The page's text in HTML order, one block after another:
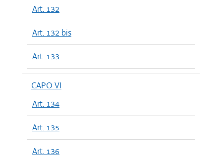
Art. 132
Art. 132 bis
Art. 133
CAPO VI
Art. 134
Art. 135
Art. 136